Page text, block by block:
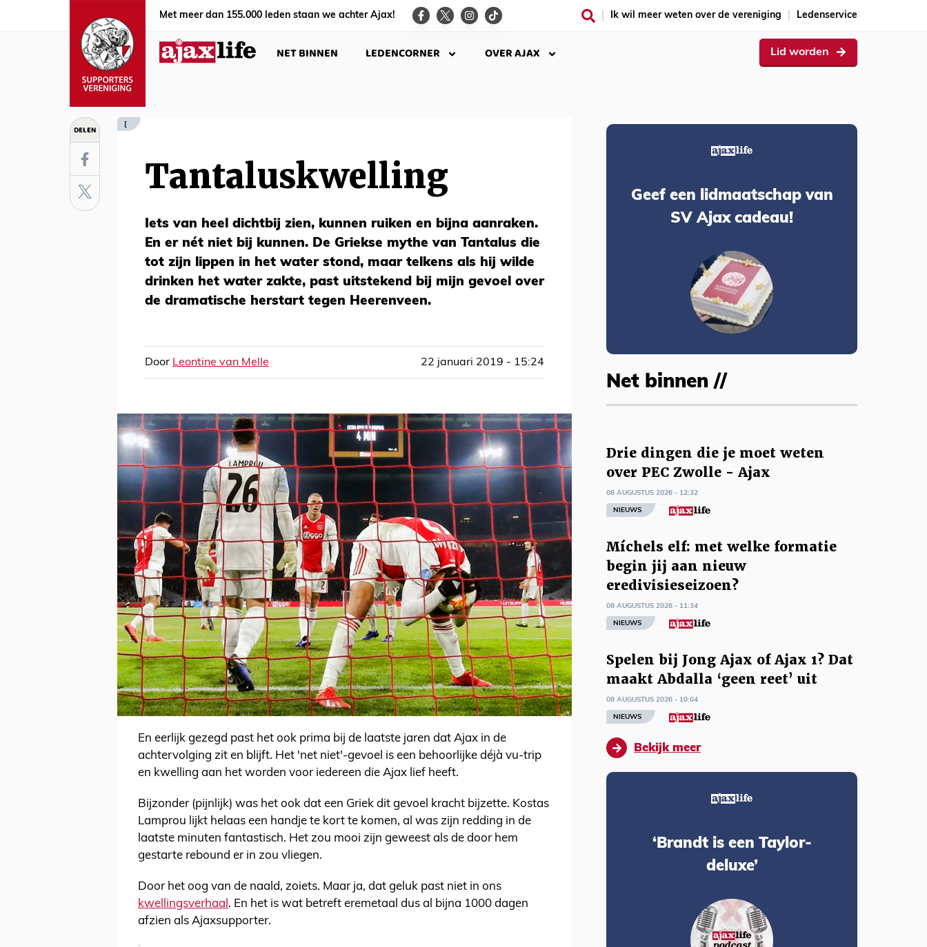
Met meer dan 155.000 leden staan we achter Ajax! Ik wil meer weten over de vereniging Ledenservice
NET BINNEN LEDENCORNER OVER AJAX Lid worden
DELEN [
Tantaluskwelling
Iets van heel dichtbij zien, kunnen ruiken en bijna aanraken.
En er nét niet bij kunnen. De Griekse mythe van Tantalus die
tot zijn lippen in het water stond, maar telkens als hij wilde
drinken het water zakte, past uitstekend bij mijn gevoel over
de dramatische herstart tegen Heerenveen.
Door Leontine van Melle 22 januari 2019 - 15:24
En eerlijk gezegd past het ook prima bij de laatste jaren dat Ajax in de
achtervolging zit en blijft. Het 'net niet'-gevoel is een behoorlijke déjà vu-trip
en kwelling aan het worden voor iedereen die Ajax lief heeft.
Bijzonder (pijnlijk) was het ook dat een Griek dit gevoel kracht bijzette. Kostas
Lamprou lijkt helaas een handje te kort te komen, al was zijn redding in de
laatste minuten fantastisch. Het zou mooi zijn geweest als de door hem
gestarte rebound er in zou vliegen.
Door het oog van de naald, zoiets. Maar ja, dat geluk past niet in ons
kwellingsverhaal. En het is wat betreft eremetaal dus al bijna 1000 dagen
afzien als Ajaxsupporter.
Geef een lidmaatschap van
SV Ajax cadeau!
Net binnen //
Drie dingen die je moet weten
over PEC Zwolle - Ajax
08 AUGUSTUS 2026 - 12:32
NIEUWS
Míchels elf: met welke formatie
begin jij aan nieuw
eredivisieseizoen?
08 AUGUSTUS 2026 - 11:34
NIEUWS
Spelen bij Jong Ajax of Ajax 1? Dat
maakt Abdalla ‘geen reet’ uit
08 AUGUSTUS 2026 - 10:04
NIEUWS
Bekijk meer
‘Brandt is een Taylor-
deluxe’